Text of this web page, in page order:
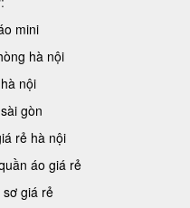
mini
hà nội
nội
gòn
rẻ hà nội
áo giá rẻ
giá rẻ